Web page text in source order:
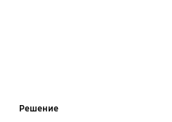
Решение